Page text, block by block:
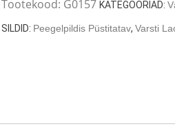
9m²
/
44mm
Tootekood: G0157 KATEGOORIAD:
SILDID: Peegelpildis Püstitatav,Varsti